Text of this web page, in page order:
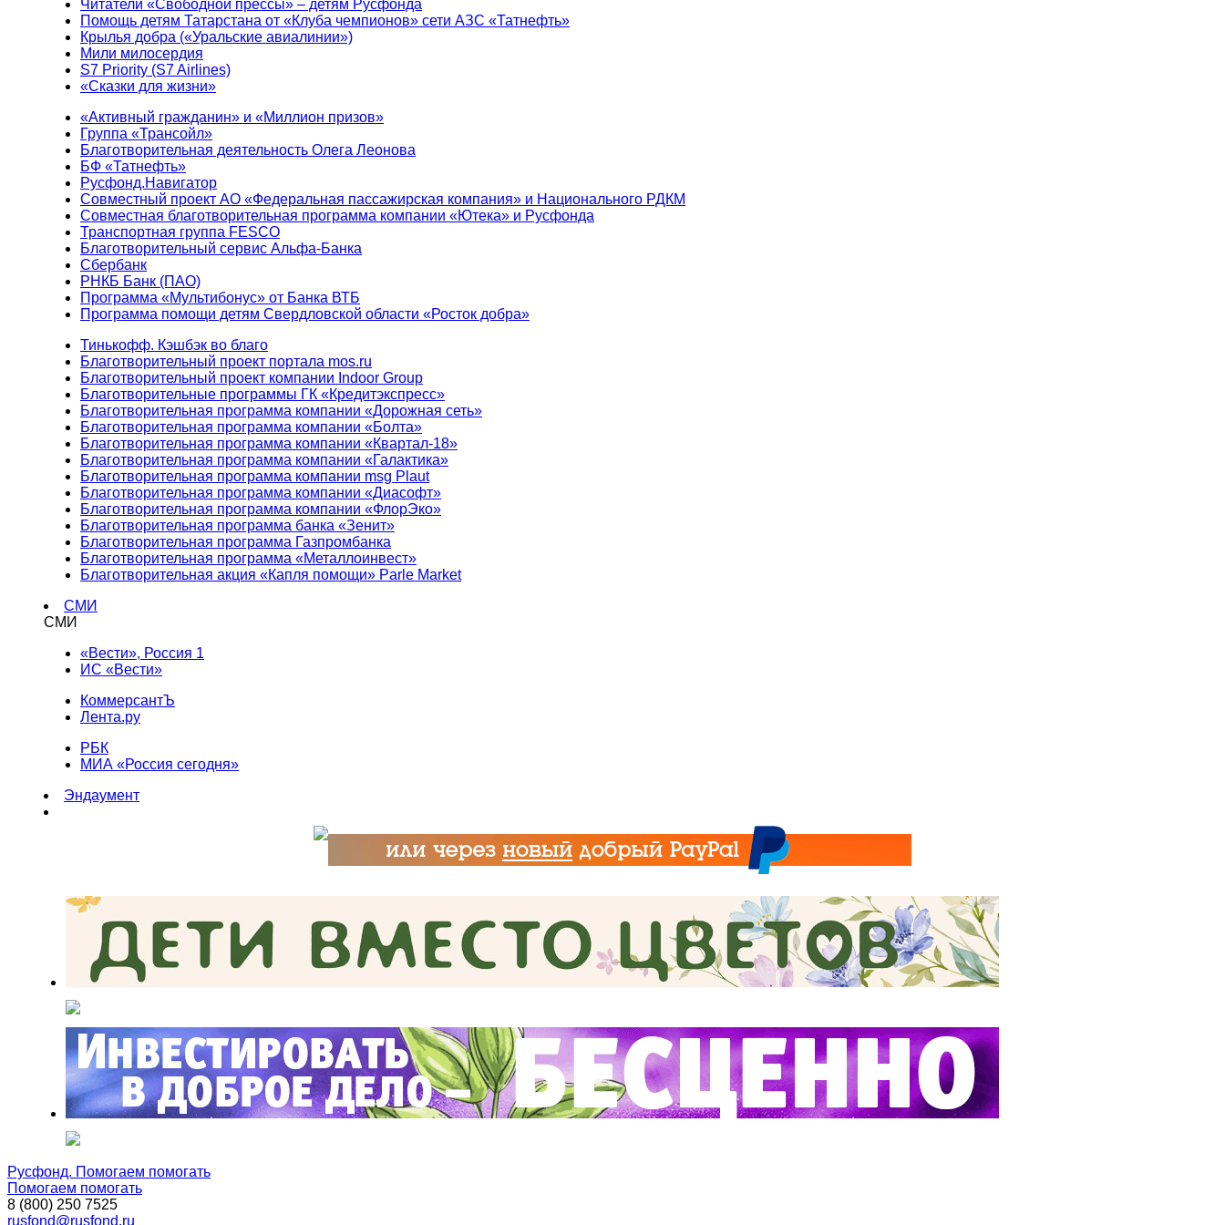
Читатели «Свободной прессы» – детям Русфонда
Помощь детям Татарстана от «Клуба чемпионов» сети АЗС «Татнефть»
Крылья добра («Уральские авиалинии»)
Мили милосердия
S7 Priority (S7 Airlines)
«Сказки для жизни»
«Активный гражданин» и «Миллион призов»
Группа «Трансойл»
Благотворительная деятельность Олега Леонова
БФ «Татнефть»
Русфонд.Навигатор
Совместный проект АО «Федеральная пассажирская компания» и Национального РДКМ
Совместная благотворительная программа компании «Ютека» и Русфонда
Транспортная группа FESCO
Благотворительный сервис Альфа-Банка
Сбербанк
РНКБ Банк (ПАО)
Программа «Мультибонус» от Банка ВТБ
Программа помощи детям Свердловской области «Росток добра»
Тинькофф. Кэшбэк во благо
Благотворительный проект портала mos.ru
Благотворительный проект компании Indoor Group
Благотворительные программы ГК «Кредитэкспресс»
Благотворительная программа компании «Дорожная сеть»
Благотворительная программа компании «Болта»
Благотворительная программа компании «Квартал-18»
Благотворительная программа компании «Галактика»
Благотворительная программа компании msg Plaut
Благотворительная программа компании «Диасофт»
Благотворительная программа компании «ФлорЭко»
Благотворительная программа банка «Зенит»
Благотворительная программа Газпромбанка
Благотворительная программа «Металлоинвест»
Благотворительная акция «Капля помощи» Parle Market
СМИ
СМИ
«Вести», Россия 1
ИС «Вести»
КоммерсантЪ
Лента.ру
РБК
МИА «Россия сегодня»
Эндаумент
Русфонд. Помогаем помогать
Помогаем помогать
8 (800) 250 7525
rusfond@rusfond.ru